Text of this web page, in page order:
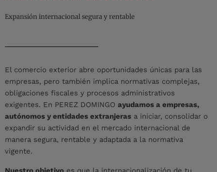
Expansión internacional segura y rentable
El comercio exterior abre oportunidades únicas para las
empresas, pero también implica normativas complejas,
obligaciones fiscales y procesos administrativos
exigentes. En PEREZ DOMINGO ayudamos a empresas,
autónomos y entidades extranjeras a iniciar, consolidar o
expandir su actividad en el mercado internacional de
manera segura, rentable y adaptada a la normativa
vigente.